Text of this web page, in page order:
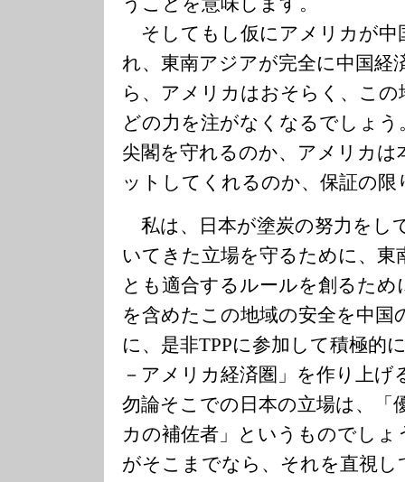
そしてもし仮にアメリカが中
れ、東南アジアが完全に中国経
ら、アメリカはおそらく、こ
どの力を注がなくなるでしょ
尖閣を守れるのか、アメリカは
ットしてくれるのか、保証の
私は、日本が塗炭の努力をし
いてきた立場を守るために、東
とも適合するルールを創るため
を含めたこの地域の安全を中国
に、是非TPPに参加して積極的
－アメリカ経済圏」を作り上
勿論そこでの日本の立場は、「
カの補佐者」というものでし
がそこまでなら、それを直視